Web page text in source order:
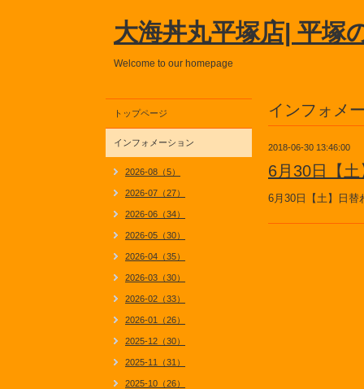
大海丼丸平塚店| 平塚
Welcome to our homepage
インフォメ
2018-06-30 13:46:00
6月30日【
6月30日【土】日替
トップページ
インフォメーション
2026-08（5）
2026-07（27）
2026-06（34）
2026-05（30）
2026-04（35）
2026-03（30）
2026-02（33）
2026-01（26）
2025-12（30）
2025-11（31）
2025-10（26）